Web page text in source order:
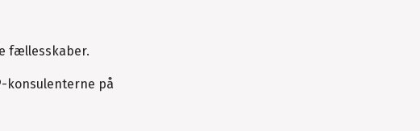
fællesskaber.
konsulenterne på